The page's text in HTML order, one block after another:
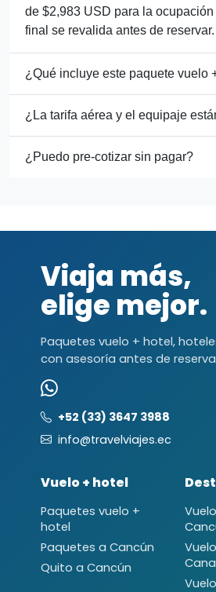
de $2,983 USD para la
final se revalida antes de reservar.
¿Qué incluye este paquete vuelo
¿La tarifa aérea y el equipaje
¿Puedo pre-cotizar sin pagar?
Viaja más,
elige mejor.
Paquetes vuelo + hotel,
con asesoría antes de
+52 (33) 3647 3988
info@travelviajes.ec
Vuelo + hotel
Paquetes vuelo +
hotel
Paquetes a Cancún
Quito a Cancún
Cana